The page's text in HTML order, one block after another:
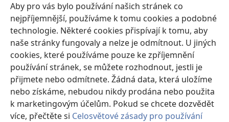
Aby pro vás bylo používání našich stránek co
nejpříjemnější, používáme k tomu cookies a podobné
technologie. Některé cookies přispívají k tomu, aby
naše stránky fungovaly a nelze je odmítnout. U jiných
cookies, které používáme pouze ke zpříjemnění
používání stránek, se můžete rozhodnout, jestli je
přijmete nebo odmítnete. Žádná data, která uložíme
nebo získáme, nebudou nikdy prodána nebo použita
k marketingovým účelům. Pokud se chcete dozvědět
více, přečtěte si Celosvětové zásady pro používání
Pro pacienty: Vždy se poraďte o svém zdravotním stavu a možnostech léčby se
svým lékařem nebo jiným odborníkem v oblasti lékařské péče. Pokud máte
zdravotní potíže, nechte se vyšetřit lékařem.
Používání těchto stránek se řídí Podmínkami použití.
Nastavení vzhledu